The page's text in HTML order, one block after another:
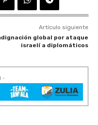
Artículo siguiente
global por ataque
israelí a diplomáticos
-